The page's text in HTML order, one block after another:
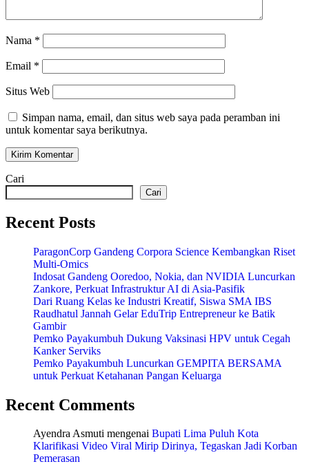
Nama *
Email *
Situs Web
Simpan nama, email, dan situs web saya pada peramban ini
untuk komentar saya berikutnya.
Cari
Cari
Recent Posts
ParagonCorp Gandeng Corpora Science Kembangkan Riset
Multi-Omics
Indosat Gandeng Ooredoo, Nokia, dan NVIDIA Luncurkan
Zankore, Perkuat Infrastruktur AI di Asia-Pasifik
Dari Ruang Kelas ke Industri Kreatif, Siswa SMA IBS
Raudhatul Jannah Gelar EduTrip Entrepreneur ke Batik
Gambir
Pemko Payakumbuh Dukung Vaksinasi HPV untuk Cegah
Kanker Serviks
Pemko Payakumbuh Luncurkan GEMPITA BERSAMA
untuk Perkuat Ketahanan Pangan Keluarga
Recent Comments
Ayendra Asmuti mengenai Bupati Lima Puluh Kota
Klarifikasi Video Viral Mirip Dirinya, Tegaskan Jadi Korban
Pemerasan